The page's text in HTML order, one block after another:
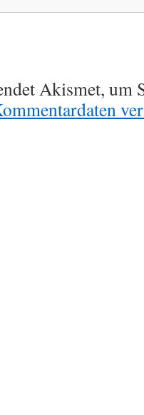
Akismet, um